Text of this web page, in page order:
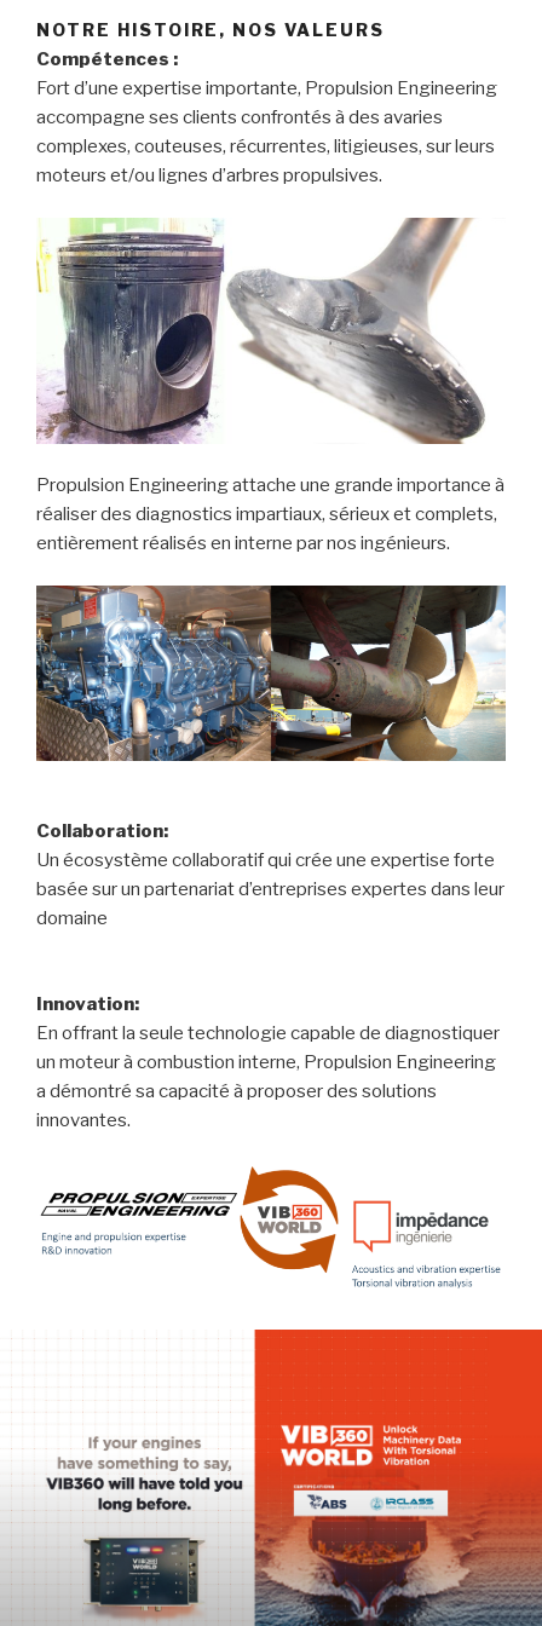
NOTRE HISTOIRE, NOS VALEURS
Compétences :
Fort d’une expertise importante, Propulsion Engineering
accompagne ses clients confrontés à des avaries
complexes, couteuses, récurrentes, litigieuses, sur leurs
moteurs et/ou lignes d’arbres propulsives.
Propulsion Engineering attache une grande importance à
réaliser des diagnostics impartiaux, sérieux et complets,
entièrement réalisés en interne par nos ingénieurs.
Collaboration:
Un écosystème collaboratif qui crée une expertise forte
basée sur un partenariat d’entreprises expertes dans leur
domaine
Innovation:
En offrant la seule technologie capable de diagnostiquer
un moteur à combustion interne, Propulsion Engineering
a démontré sa capacité à proposer des solutions
innovantes.